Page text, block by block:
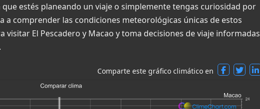
que estés planeando un viaje o simplemente tengas curiosidad por
a comprender las condiciones meteorológicas únicas de estos
visitar El Pescadero y Macao y toma decisiones de viaje informadas
Comparte este gráfico climático en